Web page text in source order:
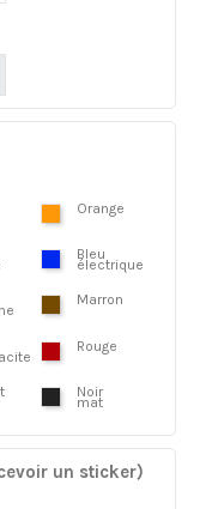
Orange
Bleu
électrique
Marron
Rouge
Noir
mat
un sticker)